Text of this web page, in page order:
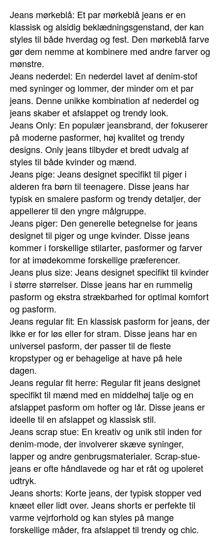
Jeans mørkeblå: Et par mørkeblå jeans er en
klassisk og alsidig beklædningsgenstand, der kan
styles til både hverdag og fest. Den mørkeblå farve
gør dem nemme at kombinere med andre farver og
mønstre.
Jeans nederdel: En nederdel lavet af denim-stof
med syninger og lommer, der minder om et par
jeans. Denne unikke kombination af nederdel og
jeans skaber et afslappet og trendy look.
Jeans Only: En populær jeansbrand, der fokuserer
på moderne pasformer, høj kvalitet og trendy
designs. Only jeans tilbyder et bredt udvalg af
styles til både kvinder og mænd.
Jeans pige: Jeans designet specifikt til piger i
alderen fra børn til teenagere. Disse jeans har
typisk en smalere pasform og trendy detaljer, der
appellerer til den yngre målgruppe.
Jeans piger: Den generelle betegnelse for jeans
designet til piger og unge kvinder. Disse jeans
kommer i forskellige stilarter, pasformer og farver
for at imødekomme forskellige præferencer.
Jeans plus size: Jeans designet specifikt til kvinder
i større størrelser. Disse jeans har en rummelig
pasform og ekstra strækbarhed for optimal komfort
og pasform.
Jeans regular fit: En klassisk pasform for jeans, der
ikke er for løs eller for stram. Disse jeans har en
universel pasform, der passer til de fleste
kropstyper og er behagelige at have på hele
dagen.
Jeans regular fit herre: Regular fit jeans designet
specifikt til mænd med en middelhøj talje og en
afslappet pasform om hofter og lår. Disse jeans er
ideelle til en afslappet og klassisk stil.
Jeans scrap stue: En kreativ og unik stil inden for
denim-mode, der involverer skæve syninger,
lapper og andre genbrugsmaterialer. Scrap-stue-
jeans er ofte håndlavede og har et råt og upoleret
udtryk.
Jeans shorts: Korte jeans, der typisk stopper ved
knæet eller lidt over. Jeans shorts er perfekte til
varme vejrforhold og kan styles på mange
forskellige måder, fra afslappet til trendy og chic.